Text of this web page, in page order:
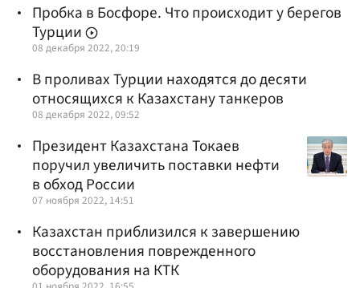
Пробка в Босфоре. Что происходит у берегов
Турции
08 декабря 2022, 20:19
В проливах Турции находятся до десяти
относящихся к Казахстану танкеров
08 декабря 2022, 09:52
Президент Казахстана Токаев
поручил увеличить поставки нефти
в обход России
07 ноября 2022, 14:51
Казахстан приблизился к завершению
восстановления поврежденного
оборудования на КТК